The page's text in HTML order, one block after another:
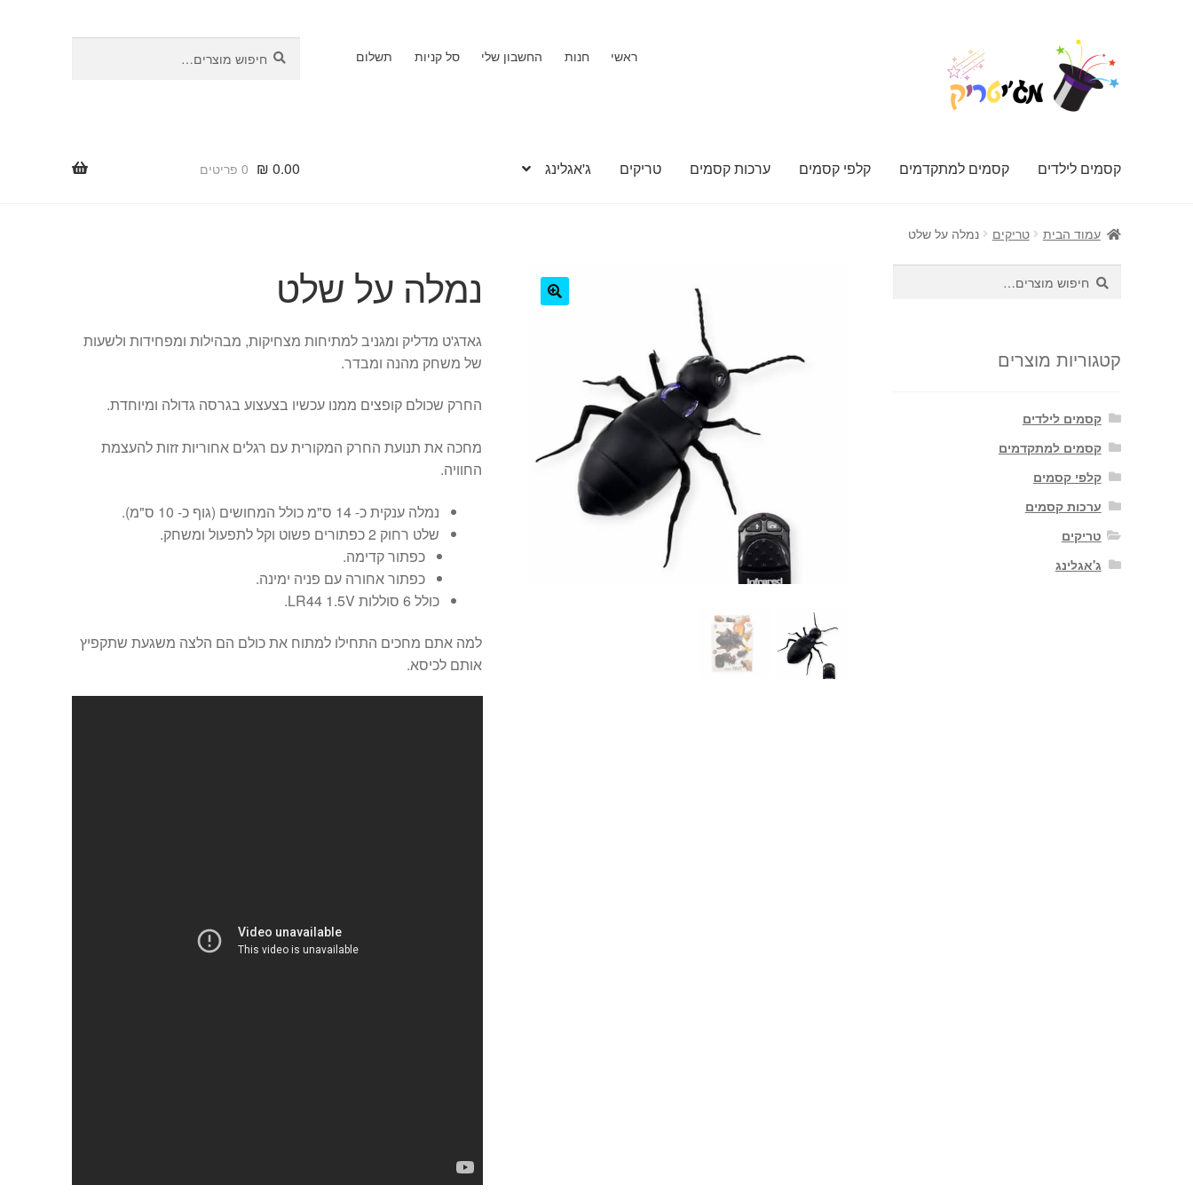
לניווט
לתוכן
ראשי חנות החשבון שלי סל קניות תשלום
עבור:
קסמים לילדים קסמים למתקדמים קלפי קסמים ערכות קסמים טריקים ג'אגלינג 0.00
₪ 0 פריטים
עמוד הבית טריקים נמלה על שלט
נמלה על שלט
גאדג'ט מדליק ומגניב למתיחות מצחיקות, מבהילות ומפחידות ולשעות
של משחק מהנה ומבדר.
החרק שכולם קופצים ממנו עכשיו בצעצוע בגרסה גדולה ומיוחדת.
מחכה את תנועת החרק המקורית עם רגלים אחוריות זזות להעצמת
החוויה.
נמלה ענקית כ- 14 ס"מ כולל המחושים (גוף כ- 10 ס"מ).
שלט רחוק 2 כפתורים פשוט וקל לתפעול ומשחק.
כפתור קדימה.
כפתור אחורה עם פניה ימינה.
כולל 6 סוללות LR44 1.5V.
למה אתם מחכים התחילו למתוח את כולם הם הלצה משגעת שתקפיץ
אותם לכיסא.
חיפוש
עבור:
חיפוש
קטגוריות מוצרים
קסמים לילדים
קסמים למתקדמים
קלפי קסמים
ערכות קסמים
טריקים
ג'אגלינג